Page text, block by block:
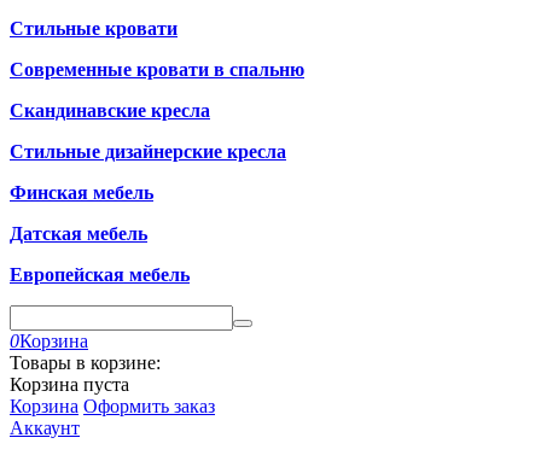
Стильные кровати
Современные кровати в спальню
Скандинавские кресла
Стильные дизайнерские кресла
Финская мебель
Датская мебель
Европейская мебель
0Корзина
Товары в корзине:
Корзина пуста
Корзина Оформить заказ
Аккаунт